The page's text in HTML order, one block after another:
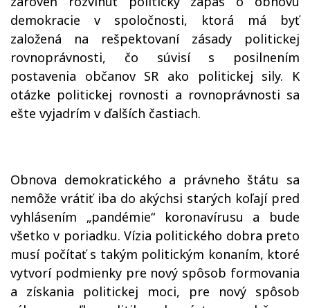
demokracie v spoločnosti, ktorá má byť
založená na rešpektovaní zásady politickej
rovnoprávnosti, čo súvisí s posilnením
postavenia občanov SR ako politickej sily. K
otázke politickej rovnosti a rovnoprávnosti sa
ešte vyjadrím v ďalších častiach.
Obnova demokratického a právneho štátu sa
nemôže vrátiť iba do akýchsi starých koľají pred
vyhlásením „pandémie“ koronavírusu a bude
všetko v poriadku. Vízia politického dobra preto
musí počítať s takým politickým konaním, ktoré
vytvorí podmienky pre nový spôsob formovania
a získania politickej moci, pre nový spôsob